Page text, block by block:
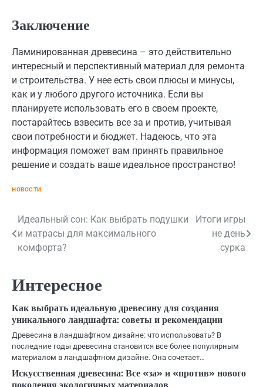
Заключение
Ламинированная древесина – это действительно
интересный и перспективный материал для ремонта
и строительства. У нее есть свои плюсы и минусы,
как и у любого другого источника. Если вы
планируете использовать его в своем проекте,
постарайтесь взвесить все за и против, учитывая
свои потребности и бюджет. Надеюсь, что эта
информация поможет вам принять правильное
решение и создать ваше идеальное пространство!
НОВОСТИ
Навигация
по
Идеальный сон: Как выбрать подушки
и матрасы для максимального
комфорта?
Итоги игры
не день
сурка
Интересное
Как выбрать идеальную древесину для создания
уникального ландшафта: советы и рекомендации
Древесина в ландшафтном дизайне: что использовать? В
последние годы древесина становится все более популярным
материалом в ландшафтном дизайне. Она сочетает…
Искусственная древесина: Все «за» и «против» нового